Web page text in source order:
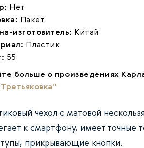
Нет
Пакет
изготовитель: Китай
Пластик
55
больше о произведениях
чехол с матовой
к смартфону, имеет точные
прикрывающие кнопки.